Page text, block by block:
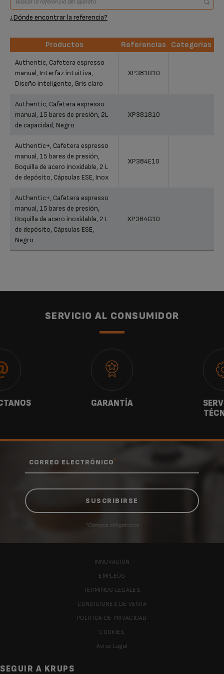
¿Dónde encontrar la referencia?
Productos Referencias
Categorias
Productos
Authentic, Cafetera espresso
manual, Interfaz intuitiva,
Diseño inteligente, Gris claro
XP381B10
Authentic, Cafetera espresso
manual, 15 bares de presión, 2L
de capacidad, Negro
XP381810
Authentic+, Cafetera espresso
manual, 15 bares de presión,
Boquilla de acero inoxidable, 2 L
de depósito, Cápsulas ESE, Inox
XP384E10
Authentic+, Cafetera espresso
manual, 15 bares de presión,
Boquilla de acero inoxidable, 2 L
de depósito, Cápsulas ESE,
Negro
XP384G10
SERVICIO AL CONSUMIDOR
GARANTÍA
CORREO ELECTRÓNICO*
*Campos obligatorios
INNOVACIÓN
EMPLEOS
TÉRMINOS LEGALES
CONDICIONES DE VENTA
POLÍTICA DE PRIVACIDAD
COOKIES
Aviso Legal
SEGUIR A KRUPS